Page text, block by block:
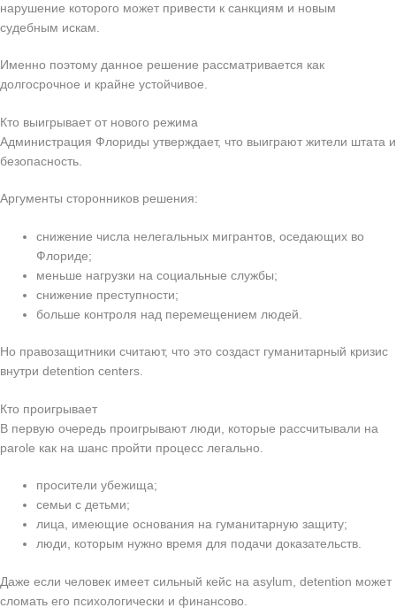
нарушение которого может привести к санкциям и новым
судебным искам.
Именно поэтому данное решение рассматривается как
долгосрочное и крайне устойчивое.
Кто выигрывает от нового режима
Администрация Флориды утверждает, что выиграют жители штата и
безопасность.
Аргументы сторонников решения:
снижение числа нелегальных мигрантов, оседающих во
Флориде;
меньше нагрузки на социальные службы;
снижение преступности;
больше контроля над перемещением людей.
Но правозащитники считают, что это создаст гуманитарный кризис
внутри detention centers.
Кто проигрывает
В первую очередь проигрывают люди, которые рассчитывали на
parole как на шанс пройти процесс легально.
просители убежища;
семьи с детьми;
лица, имеющие основания на гуманитарную защиту;
люди, которым нужно время для подачи доказательств.
Даже если человек имеет сильный кейс на asylum, detention может
сломать его психологически и финансово.